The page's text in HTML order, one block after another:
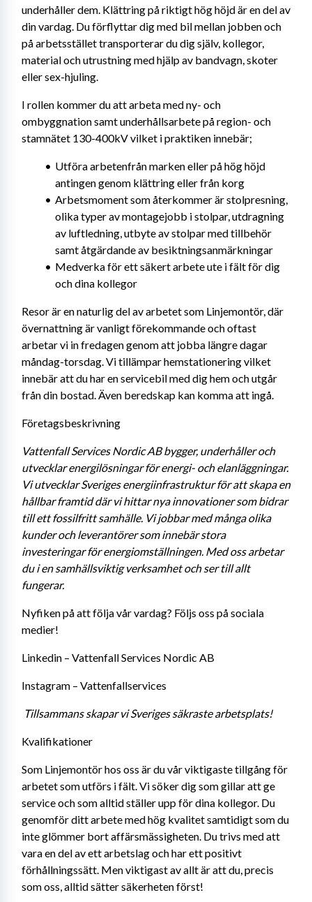
underhåller dem. Klättring på riktigt hög höjd är en del av
din vardag. Du förflyttar dig med bil mellan jobben och
på arbetsstället transporterar du dig själv, kollegor,
material och utrustning med hjälp av bandvagn, skoter
eller sex-hjuling.
I rollen kommer du att arbeta med ny- och
ombyggnation samt underhållsarbete på region- och
stamnätet 130-400kV vilket i praktiken innebär;
Utföra arbetenfrån marken eller på hög höjd
antingen genom klättring eller från korg
Arbetsmoment som återkommer är stolpresning,
olika typer av montagejobb i stolpar, utdragning
av luftledning, utbyte av stolpar med tillbehör
samt åtgärdande av besiktningsanmärkningar
Medverka för ett säkert arbete ute i fält för dig
och dina kollegor
Resor är en naturlig del av arbetet som Linjemontör, där
övernattning är vanligt förekommande och oftast
arbetar vi in fredagen genom att jobba längre dagar
måndag-torsdag. Vi tillämpar hemstationering vilket
innebär att du har en servicebil med dig hem och utgår
från din bostad. Även beredskap kan komma att ingå.
Företagsbeskrivning
Vattenfall Services Nordic AB bygger, underhåller och
utvecklar energilösningar för energi- och elanläggningar.
Vi utvecklar Sveriges energiinfrastruktur för att skapa en
hållbar framtid där vi hittar nya innovationer som bidrar
till ett fossilfritt samhälle. Vi jobbar med många olika
kunder och leverantörer som innebär stora
investeringar för energiomställningen. Med oss arbetar
du i en samhällsviktig verksamhet och ser till allt
fungerar.
Nyfiken på att följa vår vardag? Följs oss på sociala
medier!
Linkedin – Vattenfall Services Nordic AB
Instagram – Vattenfallservices
Tillsammans skapar vi Sveriges säkraste arbetsplats!
Kvalifikationer
Som Linjemontör hos oss är du vår viktigaste tillgång för
arbetet som utförs i fält. Vi söker dig som gillar att ge
service och som alltid ställer upp för dina kollegor. Du
genomför ditt arbete med hög kvalitet samtidigt som du
inte glömmer bort affärsmässigheten. Du trivs med att
vara en del av ett arbetslag och har ett positivt
förhållningssätt. Men viktigast av allt är att du, precis
som oss, alltid sätter säkerheten först!